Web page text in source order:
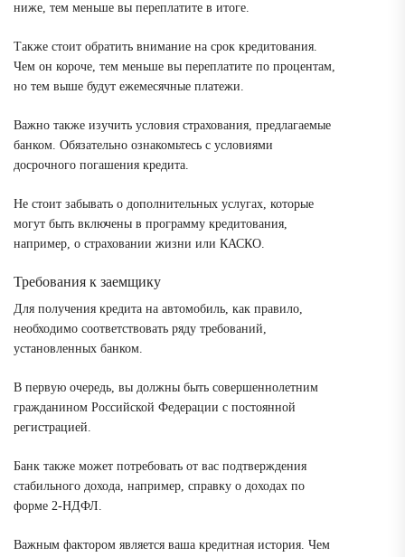
ниже, тем меньше вы переплатите в итоге.
Также стоит обратить внимание на срок кредитования.
Чем он короче, тем меньше вы переплатите по процентам,
но тем выше будут ежемесячные платежи.
Важно также изучить условия страхования, предлагаемые
банком. Обязательно ознакомьтесь с условиями
досрочного погашения кредита.
Не стоит забывать о дополнительных услугах, которые
могут быть включены в программу кредитования,
например, о страховании жизни или КАСКО.
Требования к заемщику
Для получения кредита на автомобиль, как правило,
необходимо соответствовать ряду требований,
установленных банком.
В первую очередь, вы должны быть совершеннолетним
гражданином Российской Федерации с постоянной
регистрацией.
Банк также может потребовать от вас подтверждения
стабильного дохода, например, справку о доходах по
форме 2-НДФЛ.
Важным фактором является ваша кредитная история. Чем